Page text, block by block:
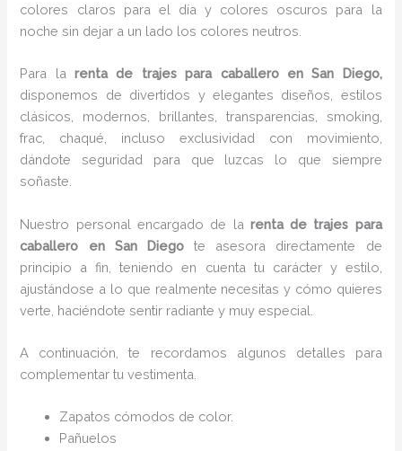
colores claros para el día y colores oscuros para la
noche sin dejar a un lado los colores neutros.
Para larenta de trajes para caballero
en San Diego,
disponemos de divertidos y elegantes diseños, estilos
clásicos, modernos, brillantes, transparencias, smoking,
frac, chaqué, incluso exclusividad con movimiento,
dándote seguridad para que luzcas lo que siempre
soñaste.
Nuestro personal encargado de la renta de trajes para
caballero en San Diegote asesora directamente de
principio a fin, teniendo en cuenta tu carácter y estilo,
ajustándose a lo que realmente necesitas y cómo quieres
verte, haciéndote sentir radiante y muy especial.
A continuación, te recordamos algunos detalles para
complementar tu vestimenta.
Zapatos cómodos de color.
Pañuelos